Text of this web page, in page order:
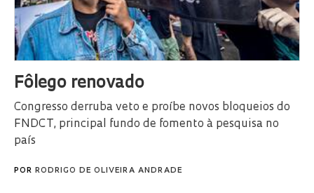
Fôlego renovado
Congresso derruba veto e proíbe novos bloqueios do
FNDCT, principal fundo de fomento à pesquisa no
país
POR RODRIGO DE OLIVEIRA ANDRADE